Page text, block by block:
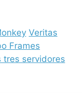
Veritas
Frames
tres servidores